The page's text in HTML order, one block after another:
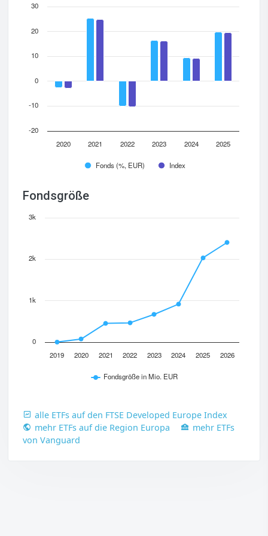
Fonds (%, EUR) Index
2020 2021 2022 2023 2024 2025
-20
-10
0
10
20
30
Fondsgröße
Fondsgröße in Mio. EUR
2019 2020 2021 2022 2023 2024 2025 2026
0
1k
2k
3k
alle ETFs auf den FTSE Developed Europe Index
mehr ETFs auf die Region Europa
mehr ETFs
von Vanguard